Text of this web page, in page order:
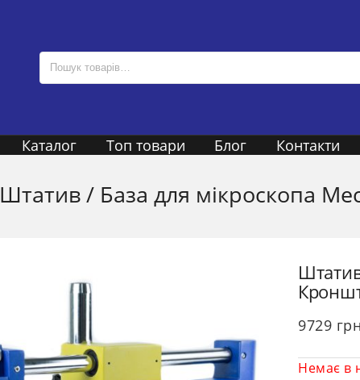
Каталог Топ товари Блог Контакти
Штатив / База для мікроскопа
9729 грн
Немає в